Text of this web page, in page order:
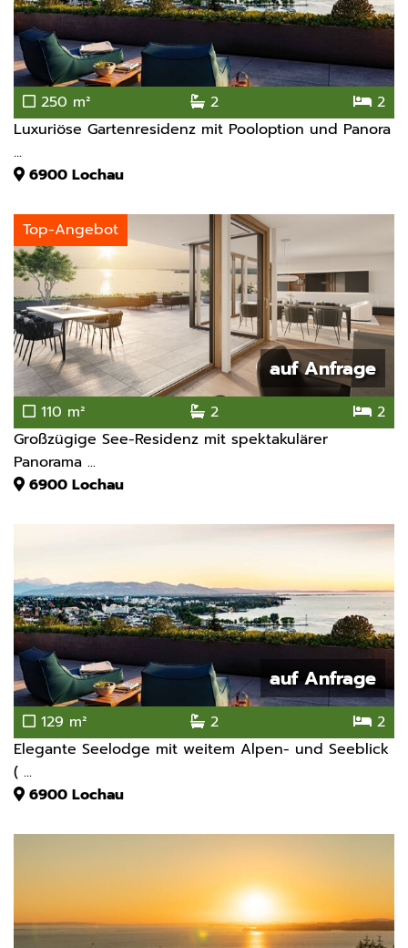
250 m² 2
2
Luxuriöse Gartenresidenz mit Pooloption und Panora
...
6900 Lochau
Top-Angebot
auf Anfrage
110 m² 2
2
Großzügige See-Residenz mit spektakulärer
Panorama ...
6900 Lochau
auf Anfrage
129 m² 2
2
Elegante Seelodge mit weitem Alpen- und Seeblick
( ...
6900 Lochau